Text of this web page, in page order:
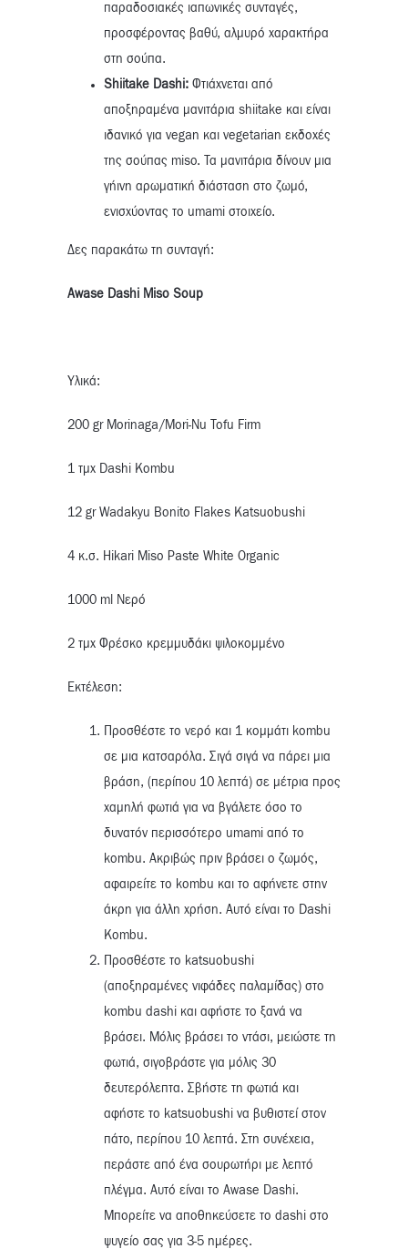
παραδοσιακές ιαπωνικές συνταγές,
προσφέροντας βαθύ, αλμυρό χαρακτήρα
στη σούπα.
Shiitake Dashi: Φτιάχνεται από
αποξηραμένα μανιτάρια shiitake και είναι
ιδανικό για vegan και vegetarian εκδοχές
της σούπας miso. Τα μανιτάρια δίνουν μια
γήινη αρωματική διάσταση στο ζωμό,
ενισχύοντας το umami στοιχείο.
Δες παρακάτω τη συνταγή:
Awase Dashi Miso Soup
Yλικά:
200 gr Morinaga/Mori-Nu Tofu Firm
1 τμχ Dashi Kombu
12 gr Wadakyu Bonito Flakes Katsuobushi
4 κ.σ. Hikari Miso Paste White Organic
1000 ml Νερό
2 τμχ Φρέσκο κρεμμυδάκι ψιλοκομμένο
Εκτέλεση:
Προσθέστε το νερό και 1 κομμάτι kombu
σε μια κατσαρόλα. Σιγά σιγά να πάρει μια
βράση, (περίπου 10 λεπτά) σε μέτρια προς
χαμηλή φωτιά για να βγάλετε όσο το
δυνατόν περισσότερο umami από το
kombu. Ακριβώς πριν βράσει ο ζωμός,
αφαιρείτε το kombu και το αφήνετε στην
άκρη για άλλη χρήση. Αυτό είναι το Dashi
Kombu.
Προσθέστε το katsuobushi
(αποξηραμένες νιφάδες παλαμίδας) στο
kombu dashi και αφήστε το ξανά να
βράσει. Μόλις βράσει το ντάσι, μειώστε τη
φωτιά, σιγοβράστε για μόλις 30
δευτερόλεπτα. Σβήστε τη φωτιά και
αφήστε το katsuobushi να βυθιστεί στον
πάτο, περίπου 10 λεπτά. Στη συνέχεια,
περάστε από ένα σουρωτήρι με λεπτό
πλέγμα. Αυτό είναι το Awase Dashi.
Μπορείτε να αποθηκεύσετε το dashi στο
ψυγείο σας για 3-5 ημέρες.